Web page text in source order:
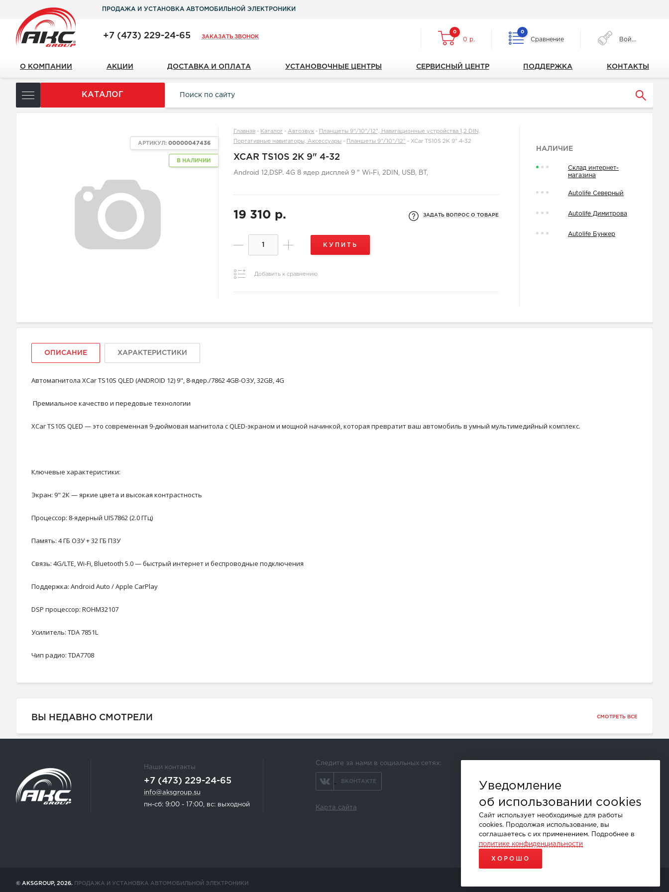
ПРОДАЖА И УСТАНОВКА АВТОМОБИЛЬНОЙ ЭЛЕКТРОНИКИ
+7 (473) 229-24-65 ЗАКАЗАТЬ ЗВОНОК
0
0 р.
0
Сравнение Войти
О КОМПАНИИ АКЦИИ ДОСТАВКА И ОПЛАТА УСТАНОВОЧНЫЕ ЦЕНТРЫ СЕРВИСНЫЙ ЦЕНТР ПОДДЕРЖКА КОНТАКТЫ
КАТАЛОГ
В НАЛИЧИИ
АРТИКУЛ:00000047436
Главная - Каталог -Автозвук -
Планшеты 9"/10"/12", Навигационные устройства 1,2 DIN,
Портативные навигаторы, Аксессуары - Планшеты 9"/10"/12" - XCar TS10S 2K 9" 4-32
XCAR TS10S 2K 9" 4-32
Android 12,DSP. 4G 8 ядер дисплей 9 " Wi-Fi, 2DIN, USB, BT,
19 310 р. ЗАДАТЬ ВОПРОС О ТОВАРЕ
КУПИТЬ
Добавить к сравнению
НАЛИЧИЕ
Склад интернет-
магазина
Autolife Северный
Autolife Димитрова
Autolife Бункер
ОПИСАНИЕ ХАРАКТЕРИСТИКИ
Автомагнитола XCar TS10S QLED (ANDROID 12) 9", 8-ядер./7862 4GB-ОЗУ, 32GB, 4G
Премиальное качество и передовые технологии
XCar TS10S QLED — это современная 9-дюймовая магнитола с QLED-экраном и мощной начинкой, которая превратит ваш автомобиль в умный мультимедийный комплекс.
Ключевые характеристики:
Экран: 9" 2К — яркие цвета и высокая контрастность
Процессор: 8-ядерный UIS7862 (2.0 ГГц)
Память: 4 ГБ ОЗУ + 32 ГБ ПЗУ
Связь: 4G/LTE, Wi-Fi, Bluetooth 5.0 — быстрый интернет и беспроводные подключения
Поддержка: Android Auto / Apple CarPlay
DSP процессор: ROHM32107
Усилитель: TDA 7851L
Чип радио: TDA7708
ВЫ НЕДАВНО СМОТРЕЛИ СМОТРЕТЬ ВСЕ
Наши контакты
+7 (473) 229-24-65
info@aksgroup.su
пн-сб: 9:00 - 17:00, вс: выходной
Следите за нами в социальных сетях:
ВКОНТАКТЕ
Карта сайта
и другие
© AKSGROUP, 2026. ПРОДАЖА И УСТАНОВКА АВТОМОБИЛЬНОЙ ЭЛЕКТРОНИКИ
Уведомление
об использовании cookies
Сайт использует необходимые для работы
cookies. Продолжая использование, вы
соглашаетесь с их применением. Подробнее в
политике конфиденциальности
ХОРОШО